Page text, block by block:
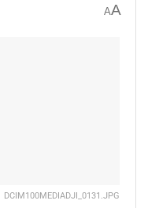
AA
DCIM100MEDIADJI_0131.JPG